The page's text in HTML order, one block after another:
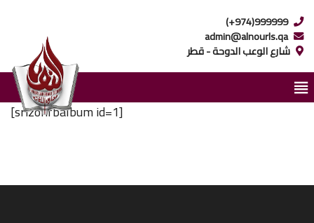
(+974)999999
admin@alnourls.qa
[srizonfbalbum id=1]